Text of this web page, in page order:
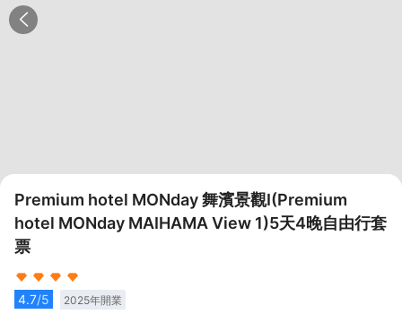
Premium hotel MONday 舞濱景觀Ⅰ(Premium
hotel MONday MAIHAMA View 1)5天4晚自由行套
票
4.7/5 2025年開業